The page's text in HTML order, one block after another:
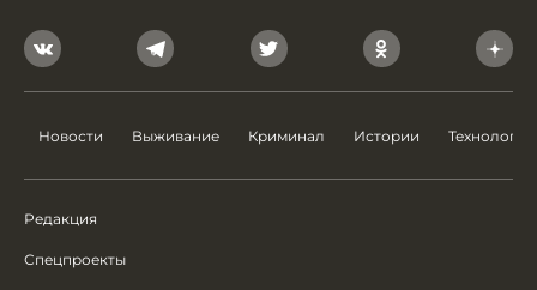
Новости Выживание Криминал Истории Технологии
Редакция
Спецпроекты